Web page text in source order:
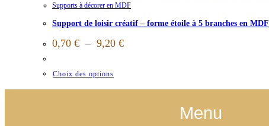
Supports à décorer en MDF
Support de loisir créatif – forme étoile à 5 branches en MDF
0,70 € – 9,20 €
Choix des options
Menu